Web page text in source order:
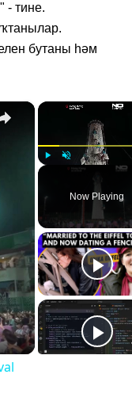
- тине.
бутаны һәм
Unmute
Now Playing
×